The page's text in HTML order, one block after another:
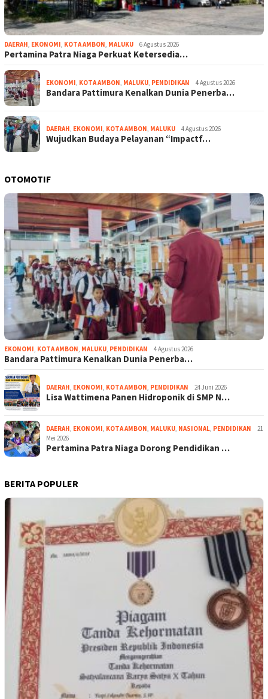
DAERAH EKONOMI KOTA AMBON MALUKU 6 Agustus 2026
Pertamina Patra Niaga Perkuat Ketersedia…
EKONOMI KOTA AMBON MALUKU PENDIDIKAN 4 Agustus 2026
Bandara Pattimura Kenalkan Dunia Penerba…
DAERAH EKONOMI KOTA AMBON MALUKU 4 Agustus 2026
Wujudkan Budaya Pelayanan “Impactf…
OTOMOTIF
EKONOMI, KOTA AMBON, MALUKU, PENDIDIKAN 4 Agustus 2026
Bandara Pattimura Kenalkan Dunia Penerba…
DAERAH, EKONOMI, KOTA AMBON, PENDIDIKAN 24 Juni 2026
Lisa Wattimena Panen Hidroponik di SMP N…
DAERAH, EKONOMI, KOTA AMBON, MALUKU, NASIONAL, PENDIDIKAN
21
Mei 2026
Pertamina Patra Niaga Dorong Pendidikan …
BERITA POPULER